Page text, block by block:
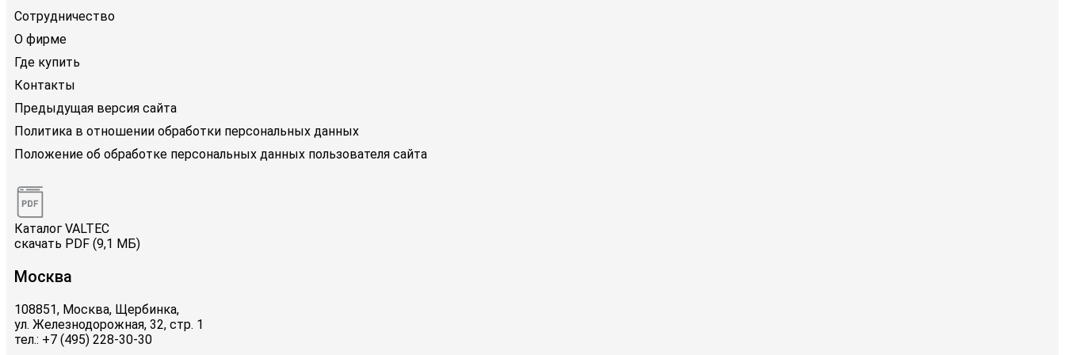
Сотрудничество
О фирме
Где купить
Контакты
Предыдущая версия сайта
Политика в отношении обработки персональных данных
Положение об обработке персональных данных пользователя сайта
Каталог VALTEC
скачать PDF (9,1 МБ)
Москва
108851, Москва, Щербинка,
ул. Железнодорожная, 32, стр. 1
тел.: +7 (495) 228-30-30